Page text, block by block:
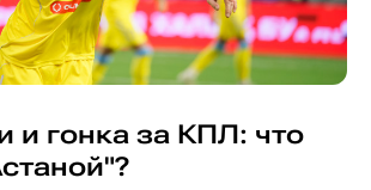
и гонка за КПЛ: что